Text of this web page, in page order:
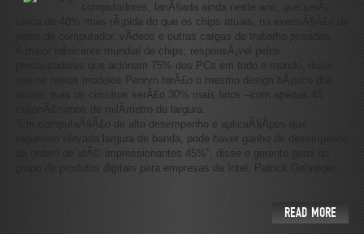
computadores, lanÃ§ada ainda neste ano, que serÃ¡
cerca de 40% mais rÃ¡pida do que os chips atuais, na execuÃ§Ã£o de
jogos de computador, vÃ­deos e outras cargas de trabalho pesadas.
A maior fabricante mundial de chips, responsÃ¡vel pelos
processadores que acionam 75% dos PCs em todo o mundo, disse
que os novos modelos Penryn terÃ£o o mesmo design bÃ¡sico dos
atuais, mas os circuitos serÃ£o 30% mais finos –com apenas 45
milionÃ©simos de milÃ­metro de largura.
“Em computaÃ§Ã£o de alto desempenho e aplicaÃ§Ãµes que
requerem elevada largura de banda, pode haver ganho de desempenho
da ordem de atÃ© impressionantes 45%”, disse o gerente geral do
grupo de produtos digitais para empresas da Intel, Patrick Gelsinger...
READ MORE